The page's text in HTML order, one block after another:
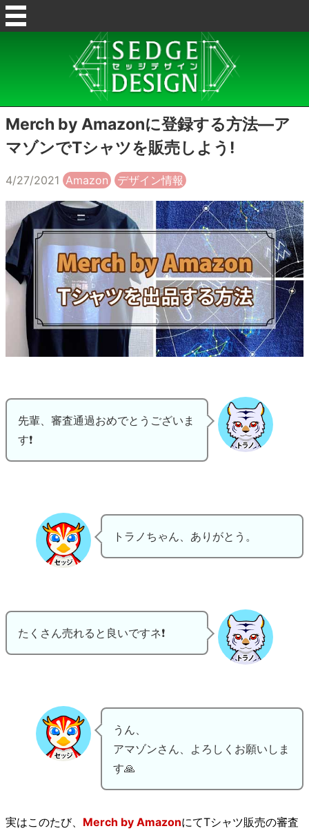
Merch by Amazonに登録する方法―ア
マゾンでTシャツを販売しよう!
4/27/2021 Amazon デザイン情報
先輩、審査通過おめでとうございま
す❗
トラノちゃん、ありがとう。
たくさん売れると良いですネ❗
うん、
アマゾンさん、よろしくお願いしま
す🙏
実はこのたび、 Merch by AmazonにてTシャツ販売の審査